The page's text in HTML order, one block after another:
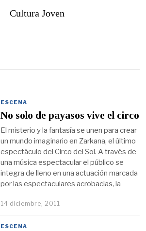
Cultura Joven
ESCENA
No solo de payasos vive el circo
El misterio y la fantasía se unen para crear
un mundo imaginario en Zarkana, el último
espectáculo del Circo del Sol. A través de
una música espectacular el público se
integra de lleno en una actuación marcada
por las espectaculares acrobacias, la
14 diciembre, 2011
ESCENA